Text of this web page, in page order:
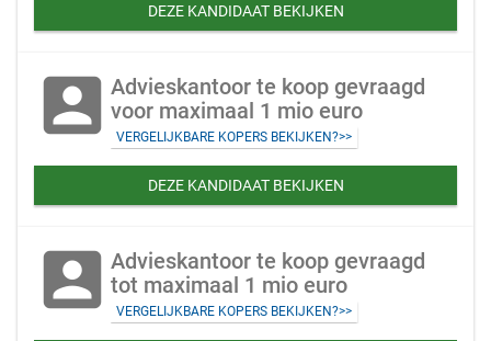
DEZE KANDIDAAT BEKIJKEN
account_box Advieskantoor te koop gevraagd
voor maximaal 1 mio euro
VERGELIJKBARE KOPERS BEKIJKEN?>>
DEZE KANDIDAAT BEKIJKEN
account_box Advieskantoor te koop gevraagd
tot maximaal 1 mio euro
VERGELIJKBARE KOPERS BEKIJKEN?>>